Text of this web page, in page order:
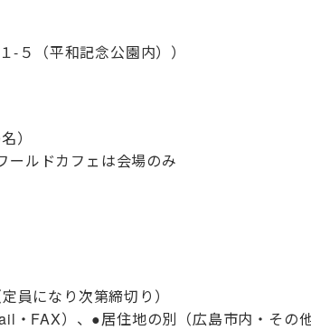
５（平和記念公園内））
）
ドカフェは会場のみ
員になり次第締切り）
・FAX）、●居住地の別（広島市内・その